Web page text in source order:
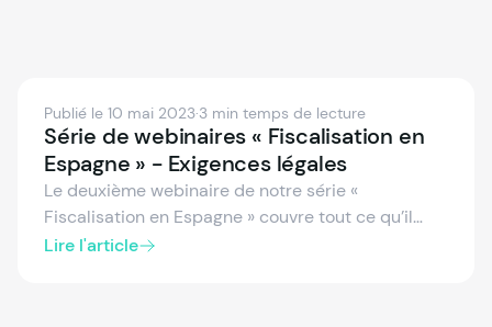
Publié le 10 mai 2023·3 min temps de lecture
Série de webinaires « Fiscalisation en
Espagne » - Exigences légales
Le deuxième webinaire de notre série «
Fiscalisation en Espagne » couvre tout ce qu’il
faut savoir sur les exigences légales pour la
Lire l'article